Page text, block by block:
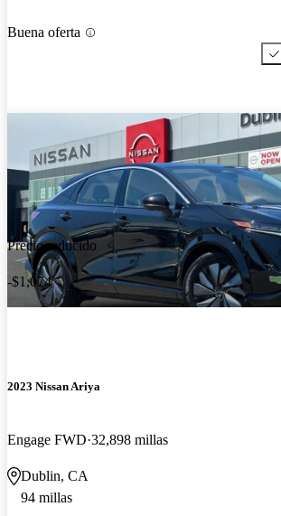
Buena oferta
Precio reducido
-$1,074
2023 Nissan Ariya
Engage FWD 32,898 millas
Dublin, CA
94 millas